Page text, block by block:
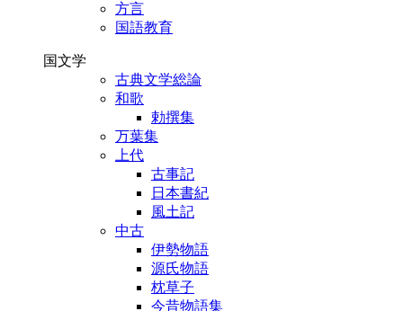
方言
国語教育
国文学
古典文学総論
和歌
勅撰集
万葉集
上代
古事記
日本書紀
風土記
中古
伊勢物語
源氏物語
枕草子
今昔物語集